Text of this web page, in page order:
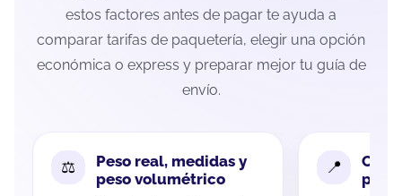
estos factores antes de pagar te ayuda a
comparar tarifas de paquetería, elegir una opción
económica o express y preparar mejor tu guía de
envío.
Peso real, medidas y
peso volumétrico